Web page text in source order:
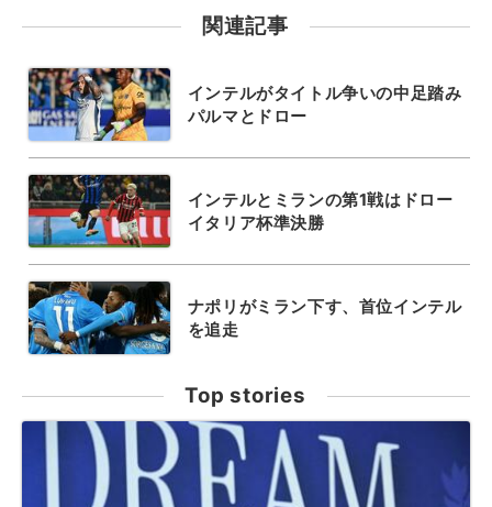
関連記事
インテルがタイトル争いの中足踏み
パルマとドロー
インテルとミランの第1戦はドロー
イタリア杯準決勝
ナポリがミラン下す、首位インテル
を追走
Top stories